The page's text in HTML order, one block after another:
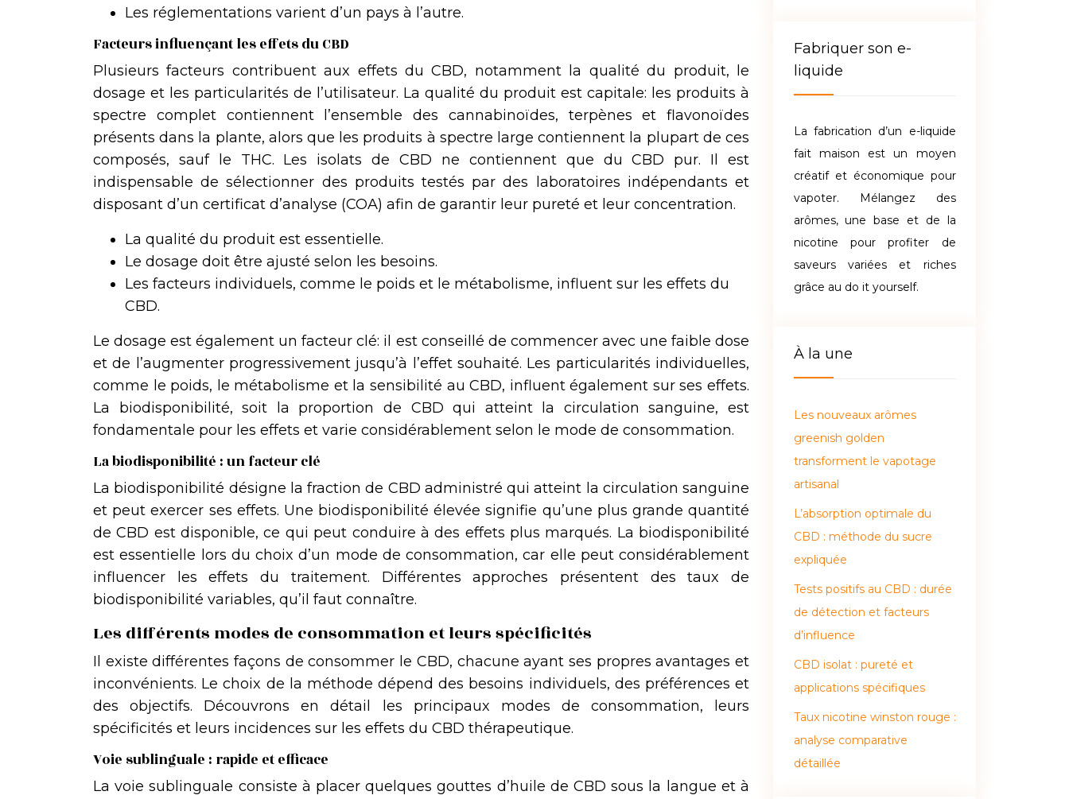
Les réglementations varient d’un pays à l’autre.
Facteurs influençant les effets du CBD
Plusieurs facteurs contribuent aux effets du CBD, notamment la qualité du produit, le
dosage et les particularités de l’utilisateur. La qualité du produit est capitale: les produits à
spectre complet contiennent l’ensemble des cannabinoïdes, terpènes et flavonoïdes
présents dans la plante, alors que les produits à spectre large contiennent la plupart de ces
composés, sauf le THC. Les isolats de CBD ne contiennent que du CBD pur. Il est
indispensable de sélectionner des produits testés par des laboratoires indépendants et
disposant d’un certificat d’analyse (COA) afin de garantir leur pureté et leur concentration.
La qualité du produit est essentielle.
Le dosage doit être ajusté selon les besoins.
Les facteurs individuels, comme le poids et le métabolisme, influent sur les effets du
CBD.
Le dosage est également un facteur clé: il est conseillé de commencer avec une faible dose
et de l’augmenter progressivement jusqu’à l’effet souhaité. Les particularités individuelles,
comme le poids, le métabolisme et la sensibilité au CBD, influent également sur ses effets.
La biodisponibilité, soit la proportion de CBD qui atteint la circulation sanguine, est
fondamentale pour les effets et varie considérablement selon le mode de consommation.
La biodisponibilité : un facteur clé
La biodisponibilité désigne la fraction de CBD administré qui atteint la circulation sanguine
et peut exercer ses effets. Une biodisponibilité élevée signifie qu’une plus grande quantité
de CBD est disponible, ce qui peut conduire à des effets plus marqués. La biodisponibilité
est essentielle lors du choix d’un mode de consommation, car elle peut considérablement
influencer les effets du traitement. Différentes approches présentent des taux de
biodisponibilité variables, qu’il faut connaître.
Les différents modes de consommation et leurs spécificités
Il existe différentes façons de consommer le CBD, chacune ayant ses propres avantages et
inconvénients. Le choix de la méthode dépend des besoins individuels, des préférences et
des objectifs. Découvrons en détail les principaux modes de consommation, leurs
spécificités et leurs incidences sur les effets du CBD thérapeutique.
Voie sublinguale : rapide et efficace
La voie sublinguale consiste à placer quelques gouttes d’huile de CBD sous la langue et à
Fabriquer son e-
liquide
La fabrication d’un e-liquide
fait maison est un moyen
créatif et économique pour
vapoter. Mélangez des
arômes, une base et de la
nicotine pour profiter de
saveurs variées et riches
grâce au do it yourself.
À la une
Les nouveaux arômes
greenish golden
transforment le vapotage
artisanal
L’absorption optimale du
CBD : méthode du sucre
expliquée
Tests positifs au CBD : durée
de détection et facteurs
d’influence
CBD isolat : pureté et
applications spécifiques
Taux nicotine winston rouge :
analyse comparative
détaillée